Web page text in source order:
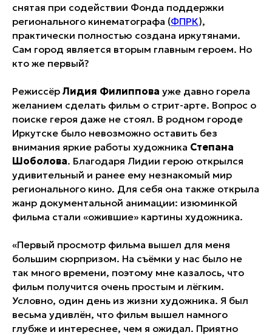
снятая при содействии Фонда поддержки
регионального кинематографа (ФПРК),
практически полностью создана иркутянами.
Сам город является вторым главным героем. Но
кто же первый?
Режиссёр Лидия Филиппова уже давно горела
желанием сделать фильм о стрит-арте. Вопрос о
поиске героя даже не стоял. В родном городе
Иркутске было невозможно оставить без
внимания яркие работы художника Степана
Шоболова. Благодаря Лидии герою открылся
удивительный и ранее ему незнакомый мир
регионального кино. Для себя она также открыла
жанр документальной анимации: изюминкой
фильма стали «ожившие» картины художника.
«Первый просмотр фильма вышел для меня
большим сюрпризом. На съёмки у нас было не
так много времени, поэтому мне казалось, что
фильм получится очень простым и лёгким.
Условно, один день из жизни художника. Я был
весьма удивлён, что фильм вышел намного
глубже и интереснее, чем я ожидал. Приятно